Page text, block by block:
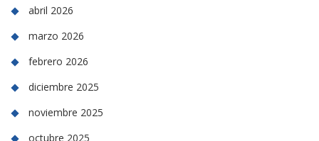
abril 2026
marzo 2026
febrero 2026
diciembre 2025
noviembre 2025
octubre 2025